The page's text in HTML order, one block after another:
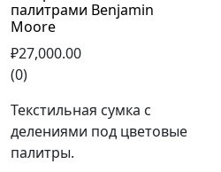
палитрами Benjamin
Moore
₽27,000.00
(0)
Текстильная сумка с
делениями под цветовые
палитры.